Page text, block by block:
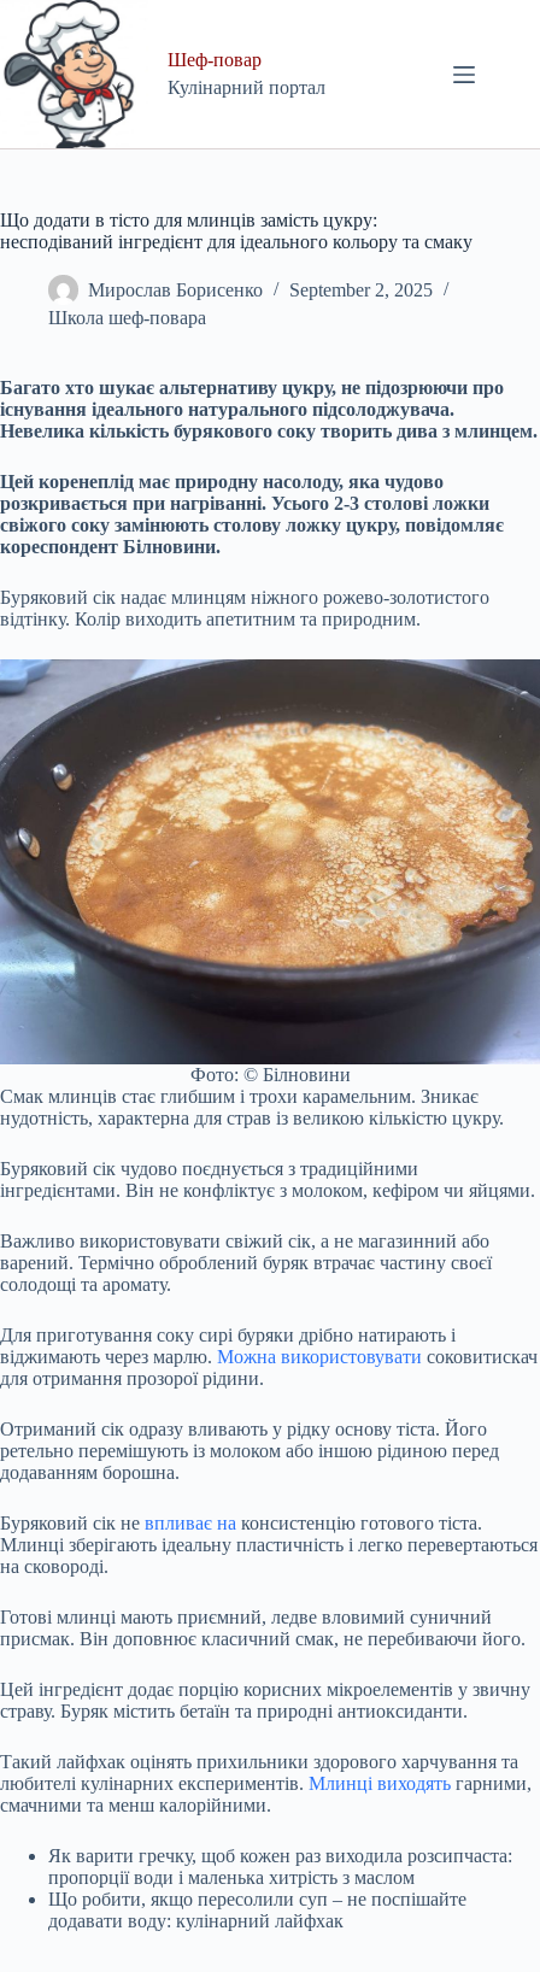
content
Шеф-повар
Кулінарний портал
Що додати в тісто для млинців замість цукру:
несподіваний інгредієнт для ідеального кольору та смаку
Мирослав Борисенко
September 2, 2025
Школа шеф-повара
Багато хто шукає альтернативу цукру, не підозрюючи про
існування ідеального натурального підсолоджувача.
Невелика кількість бурякового соку творить дива з млинцем.
Цей коренеплід має природну насолоду, яка чудово
розкривається при нагріванні. Усього 2-3 столові ложки
свіжого соку замінюють столову ложку цукру, повідомляє
кореспондент Білновини.
Буряковий сік надає млинцям ніжного рожево-золотистого
відтінку. Колір виходить апетитним та природним.
Фото: © Білновини
Смак млинців стає глибшим і трохи карамельним. Зникає
нудотність, характерна для страв із великою кількістю цукру.
Буряковий сік чудово поєднується з традиційними
інгредієнтами. Він не конфліктує з молоком, кефіром чи яйцями.
Важливо використовувати свіжий сік, а не магазинний або
варений. Термічно оброблений буряк втрачає частину своєї
солодощі та аромату.
Для приготування соку сирі буряки дрібно натирають і
віджимають через марлю. Можна використовувати соковитискач
для отримання прозорої рідини.
Отриманий сік одразу вливають у рідку основу тіста. Його
ретельно перемішують із молоком або іншою рідиною перед
додаванням борошна.
Буряковий сік не впливає на консистенцію готового тіста.
Млинці зберігають ідеальну пластичність і легко перевертаються
на сковороді.
Готові млинці мають приємний, ледве вловимий суничний
присмак. Він доповнює класичний смак, не перебиваючи його.
Цей інгредієнт додає порцію корисних мікроелементів у звичну
страву. Буряк містить бетаїн та природні антиоксиданти.
Такий лайфхак оцінять прихильники здорового харчування та
любителі кулінарних експериментів. Млинці виходять гарними,
смачними та менш калорійними.
Як варити гречку, щоб кожен раз виходила розсипчаста:
пропорції води і маленька хитрість з маслом
Що робити, якщо пересолили суп – не поспішайте
додавати воду: кулінарний лайфхак